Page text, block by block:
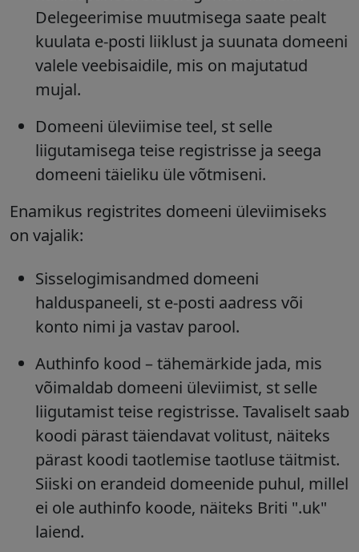
Delegeerimise muutmisega saate pealt
kuulata e-posti liiklust ja suunata domeeni
valele veebisaidile, mis on majutatud
mujal.
Domeeni üleviimise teel, st selle
liigutamisega teise registrisse ja seega
domeeni täieliku üle võtmiseni.
Enamikus registrites domeeni üleviimiseks
on vajalik:
Sisselogimisandmed domeeni
halduspaneeli, st e-posti aadress või
konto nimi ja vastav parool.
Authinfo kood – tähemärkide jada, mis
võimaldab domeeni üleviimist, st selle
liigutamist teise registrisse. Tavaliselt saab
koodi pärast täiendavat volitust, näiteks
pärast koodi taotlemise taotluse täitmist.
Siiski on erandeid domeenide puhul, millel
ei ole authinfo koode, näiteks Briti ".uk"
laiend.